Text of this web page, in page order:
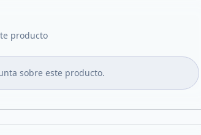
producto
sobre este producto.